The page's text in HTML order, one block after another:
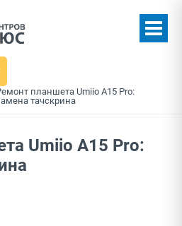
планшета Umiio A15 Pro:
тачскрина
Umiio A15 Pro: